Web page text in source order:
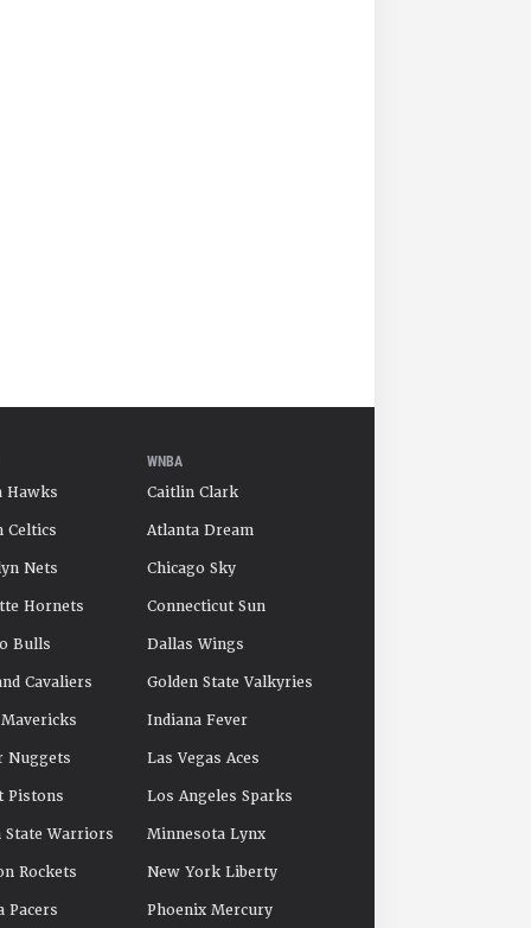
Hawks
Celtics
Nets
Hornets
Bulls
Cavaliers
Nuggets
Pistons
State Warriors
Rockets
Pacers
WNBA
Caitlin Clark
Atlanta Dream
Chicago Sky
Connecticut Sun
Dallas Wings
Golden State Valkyries
Indiana Fever
Las Vegas Aces
Los Angeles Sparks
Minnesota Lynx
New York Liberty
Phoenix Mercury